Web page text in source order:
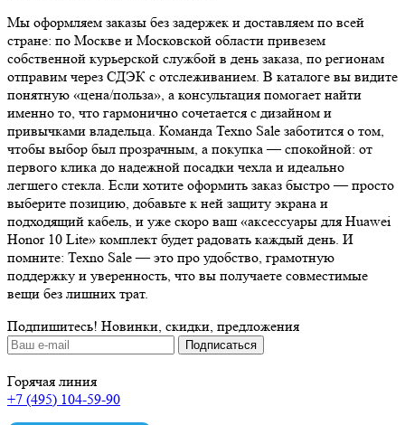
Мы оформляем заказы без задержек и доставляем по всей
стране: по Москве и Московской области привезем
собственной курьерской службой в день заказа, по регионам
отправим через СДЭК с отслеживанием. В каталоге вы видите
понятную «цена/польза», а консультация помогает найти
именно то, что гармонично сочетается с дизайном и
привычками владельца. Команда Texno Sale заботится о том,
чтобы выбор был прозрачным, а покупка — спокойной: от
первого клика до надежной посадки чехла и идеально
легшего стекла. Если хотите оформить заказ быстро — просто
выберите позицию, добавьте к ней защиту экрана и
подходящий кабель, и уже скоро ваш «аксессуары для Huawei
Honor 10 Lite» комплект будет радовать каждый день. И
помните: Texno Sale — это про удобство, грамотную
поддержку и уверенность, что вы получаете совместимые
вещи без лишних трат.
Подпишитесь! Новинки, скидки, предложения
Горячая линия
+7 (495) 104-59-90